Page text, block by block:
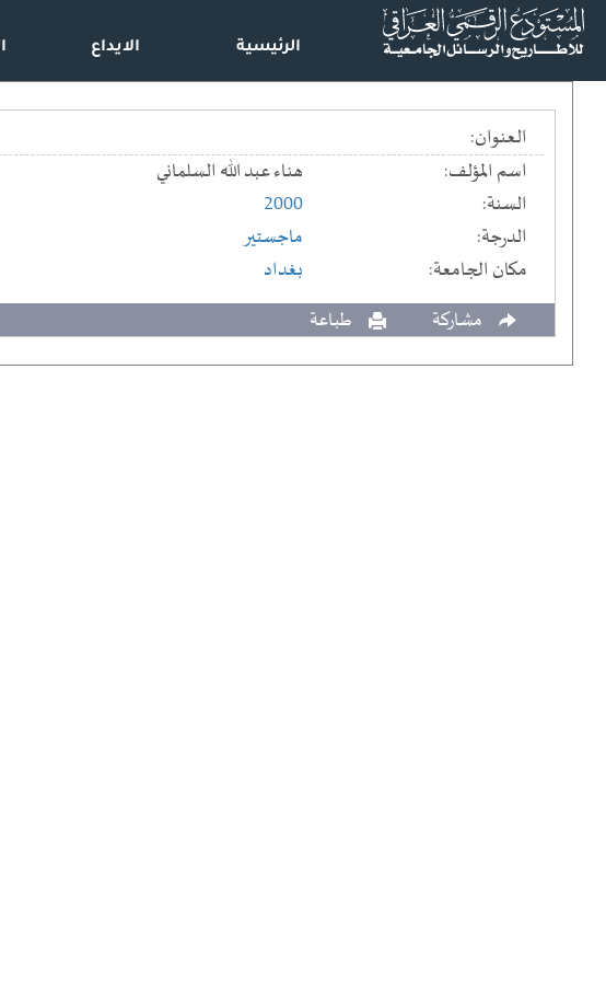
الرئيسية الايداع
العنوان:
اسم المؤلف:
هناء عبد الله السلماني
السنة:
2000
الدرجة:
ماجستير
مكان الجامعة:
بغداد
مشاركة
طباعة